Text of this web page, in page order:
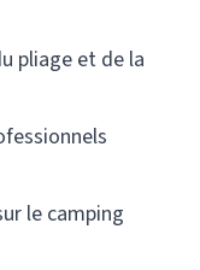
pliage et de la
le camping